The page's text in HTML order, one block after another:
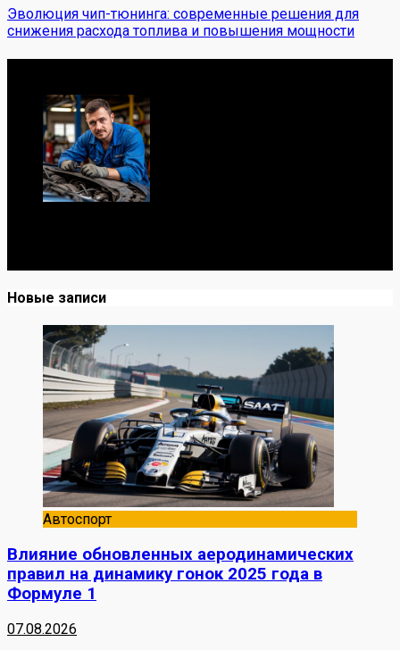
Эволюция чип-тюнинга: современные решения для
снижения расхода топлива и повышения мощности
Новые записи
Автоспорт
Влияние обновленных аеродинамических
правил на динамику гонок 2025 года в
Формуле 1
07.08.2026